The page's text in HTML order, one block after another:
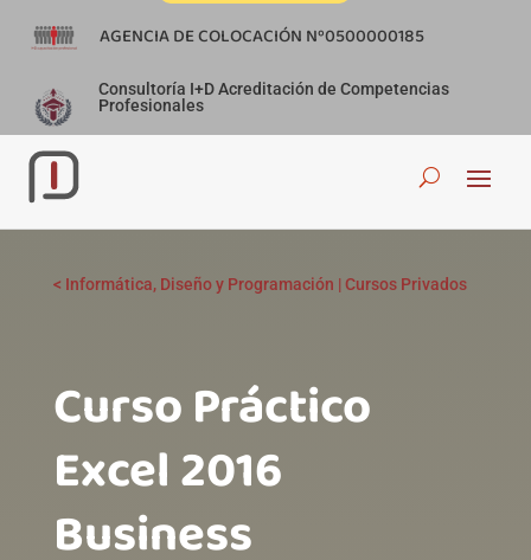
AGENCIA DE COLOCACIÓN Nº0500000185
Consultoría I+D Acreditación de Competencias
Profesionales
< Informática, Diseño y Programación |Cursos Privados
Curso Práctico
Excel 2016
Business